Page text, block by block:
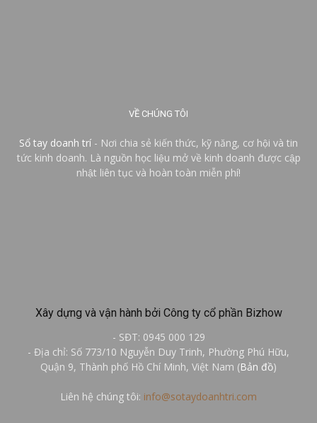
VỀ CHÚNG TÔI
Sổ tay doanh trí - Nơi chia sẻ kiến thức, kỹ năng, cơ hội và tin
tức kinh doanh. Là nguồn học liệu mở về kinh doanh được cập
nhật liên tục và hoàn toàn miễn phí!
Xây dựng và vận hành bởi Công ty cổ phần Bizhow
- SĐT: 0945 000 129
- Địa chỉ: Số 773/10 Nguyễn Duy Trinh, Phường Phú Hữu,
Quận 9, Thành phố Hồ Chí Minh, Việt Nam (Bản đồ)
Liên hệ chúng tôi: info@sotaydoanhtri.com